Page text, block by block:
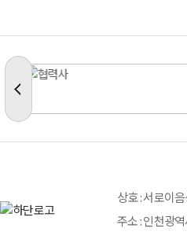
상호 : 서로이
주소 : 인천광